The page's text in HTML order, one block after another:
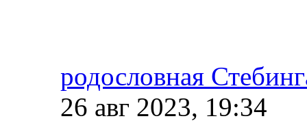
родословная
26 авг 2023, 19:34